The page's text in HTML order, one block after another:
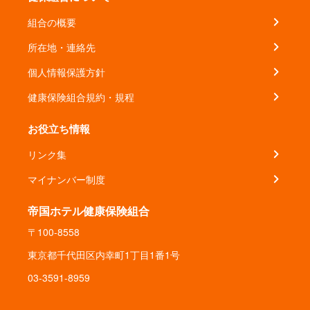
組合の概要
所在地・連絡先
個人情報保護方針
健康保険組合規約・規程
お役立ち情報
リンク集
マイナンバー制度
帝国ホテル健康保険組合
〒100-8558
東京都千代田区内幸町1丁目1番1号
03-3591-8959